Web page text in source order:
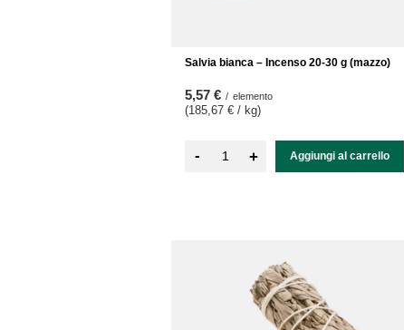
Salvia bianca – Incenso 20-30 g (mazzo)
5,57 € / elemento
(185,67 € / kg)
- + Aggiungi al carrello